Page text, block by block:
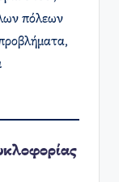
πόλεων